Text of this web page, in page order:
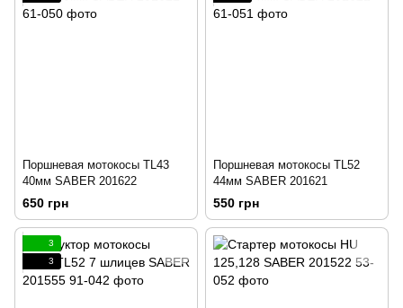
Поршневая мотокосы TL43
40мм SABER 201622
650 грн
Поршневая мотокосы TL52
44мм SABER 201621
550 грн
3
3